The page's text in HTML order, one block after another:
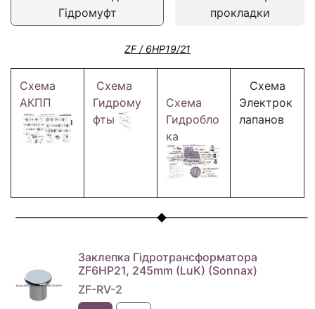
Гідромуфт
прокладки
ZF / 6HP19/21
Схема
АКПП
Схема
Гидрому
фты
Схема
Гидробло
ка
Схема
Электрок
лапанов
Заклепка Гідротрансформатора
ZF6HP21, 245mm (LuK) (Sonnax)
ZF-RV-2